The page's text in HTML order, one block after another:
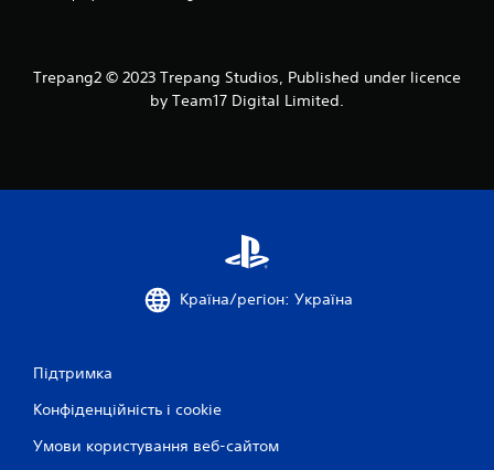
Trepang2 © 2023 Trepang Studios, Published under licence
by Team17 Digital Limited.
Країна/регіон: Україна
Підтримка
Конфіденційність і cookie
Умови користування веб-сайтом